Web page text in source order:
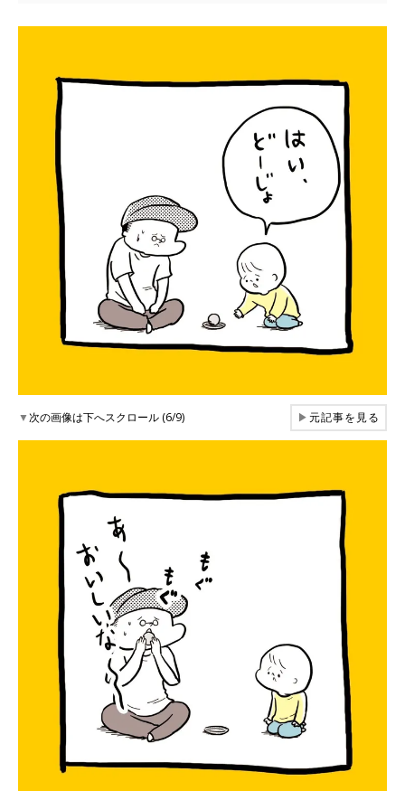
▼次の画像は下へスクロール (6/9) ▶元記事を見る